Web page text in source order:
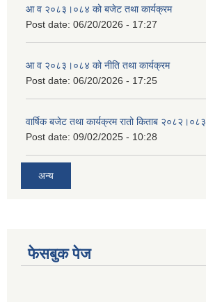
आ व २०८३।०८४ को बजेट तथा कार्यक्रम
Post date: 06/20/2026 - 17:27
आ व २०८३।०८४ को नीति तथा कार्यक्रम
Post date: 06/20/2026 - 17:25
वार्षिक बजेट तथा कार्यक्रम रातो किताब २०८२।०८३
Post date: 09/02/2025 - 10:28
अन्य
फेसबुक पेज